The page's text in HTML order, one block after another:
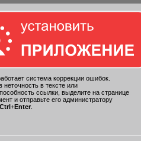
система коррекции ошибок.
в тексте или
ссылки, выделите на странице
и отправьте его администратору
Ctrl +Enter.